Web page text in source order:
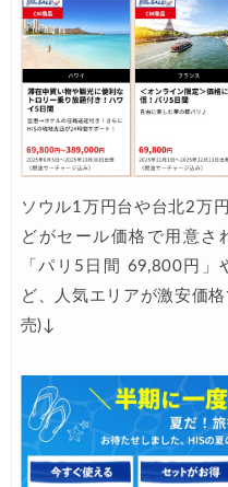
04/01 エアトリ) 海外航空
エアトリ) 海外ホテ
04/01 エアトリ) 海外航空
04/01 JTB) JAL便(航空券+
04/01 JTB) 大韓航空便(航空
04/01 JTB) チャイナエアライ
JTB) エバー航空便(
04/01
04/01 JTB) ベトナム航空便
04/01 Trip.com) 航空券＋ホ
03/30 楽天トラベル) 海外
ソウル1万円台や台北2万
どがセール価格で用意さ
「パリ5日間 69,800円
ど、人気エリアが激安価
売)↓